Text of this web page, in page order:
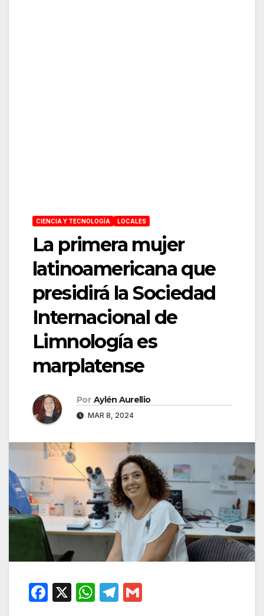
CIENCIA Y TECNOLOGÍA LOCALES
La primera mujer
latinoamericana que
presidirá la Sociedad
Internacional de
Limnología es
marplatense
Por Aylén Aurellio
MAR 8, 2024
F
X
W T